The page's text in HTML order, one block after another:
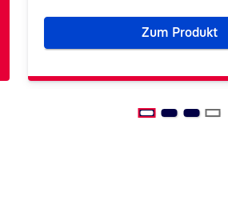
einfach wie nieZum Produkt